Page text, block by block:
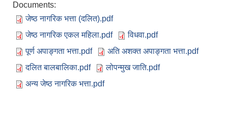
Documents:
जेष्ठ नागरिक भत्ता (दलित).pdf
जेष्ठ नागरिक एकल महिला.pdf
विधवा.pdf
पूर्ण अपाङ्गता भत्ता.pdf
अति अशक्त अपाङ्गता भत्ता.pdf
दलित बालबालिका.pdf
लोपन्मुख जाति.pdf
अन्य जेष्ठ नागरिक भत्ता.pdf